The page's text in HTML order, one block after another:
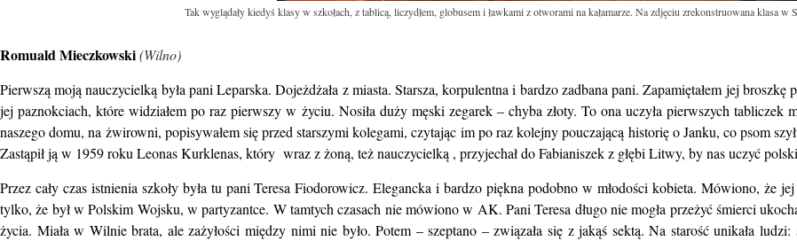
Tak wyglądały kiedyś klasy w szkołach, z tablicą, liczydłem, globusem i ławkami z otworami na kałamarze. Na zdjęciu zrekonstruowana klasa
Romuald Mieczkowski(Wilno)
Pierwszą moją nauczycielką była pani Leparska. Dojeżdżała z miasta. Starsza, korpulentna i bardzo zadbana pani. Zapamiętałem jej
jej paznokciach, które widziałem po raz pierwszy w życiu. Nosiła duży męski zegarek – chyba złoty. To ona uczyła pierwszych tabliczek
naszego domu, na żwirowni, popisywałem się przed starszymi kolegami, czytając im po raz kolejny pouczającą historię o Janku, co psom
Zastąpił ją w 1959 roku Leonas Kurklenas, który wraz z żoną, też nauczycielką , przyjechał do Fabianiszek z głębi Litwy, by nas uczyć
Przez cały czas istnienia szkoły była tu pani Teresa Fiodorowicz. Elegancka i bardzo piękna podobno w młodości kobieta. Mówiono, że
tylko, że był w Polskim Wojsku, w partyzantce. W tamtych czasach nie mówiono w AK. Pani Teresa długo nie mogła przeżyć śmierci
życia. Miała w Wilnie brata, ale zażyłości między nimi nie było. Potem – szeptano – związała się z jakąś sektą. Na starość unikała